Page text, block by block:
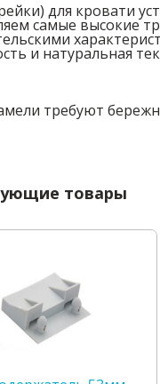
для кровати
самые высокие
и натуральная
требуют
товары